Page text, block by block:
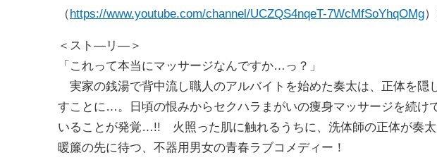
（https://www.youtube.com/channel/UCZQS4nqeT-7WcMfSoYhqOMg
＜スト―リ―＞
「これって本当にマッサージなんですか…っ？」
実家の銭湯で背中流し職人のアルバイトを始めた奏太は、正体を隠
すことに…。日頃の恨みからセクハラまがいの痩身マッサージを続け
いることが発覚…!! 火照った肌に触れるうちに、洗体師の正体が奏
暖簾の先に待つ、不器用男女の青春ラブコメディー！